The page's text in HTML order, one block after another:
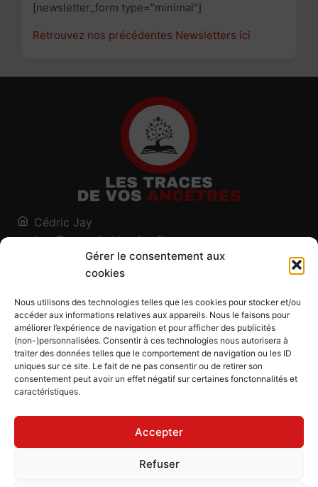
Gérer le consentement aux
cookies
Nous utilisons des technologies telles que les cookies pour stocker et/ou
accéder aux informations relatives aux appareils. Nous le faisons pour
améliorer l’expérience de navigation et pour afficher des publicités
(non-)personnalisées. Consentir à ces technologies nous autorisera à
traiter des données telles que le comportement de navigation ou les ID
uniques sur ce site. Le fait de ne pas consentir ou de retirer son
consentement peut avoir un effet négatif sur certaines fonctonnalités et
caractéristiques.
Accepter
Refuser
[newsletter_form type="minimal"]
Retrouvez nos précédentes Newsletters ici
Cédric Jay
Les Traces de Vos Ancêtres
120, chemin des Salines
73200 Albertville - Savoie
Blog
Outils généalogiques
Contact
Plan du site
Mentions légales
Politique de confidentialité
Politique de cookies (UE)